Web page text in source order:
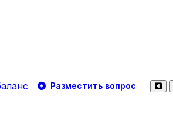
Разместить вопрос